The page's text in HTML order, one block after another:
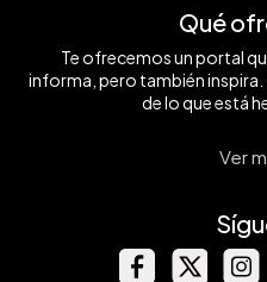
Qué
Te ofrecemos un portal
informa, pero también
de lo que está
Ver